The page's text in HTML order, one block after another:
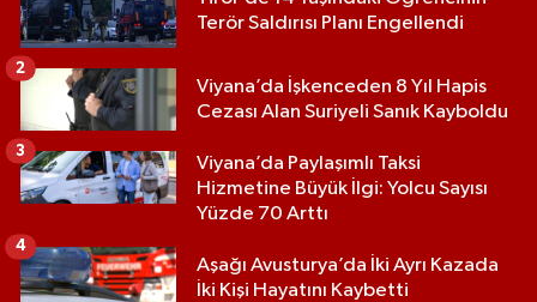
Terör Saldırısı Planı Engellendi
Viyana’da İşkenceden 8 Yıl Hapis
Cezası Alan Suriyeli Sanık Kayboldu
2
Viyana’da Paylaşımlı Taksi
Hizmetine Büyük İlgi: Yolcu Sayısı
Yüzde 70 Arttı
3
Aşağı Avusturya’da İki Ayrı Kazada
İki Kişi Hayatını Kaybetti
4